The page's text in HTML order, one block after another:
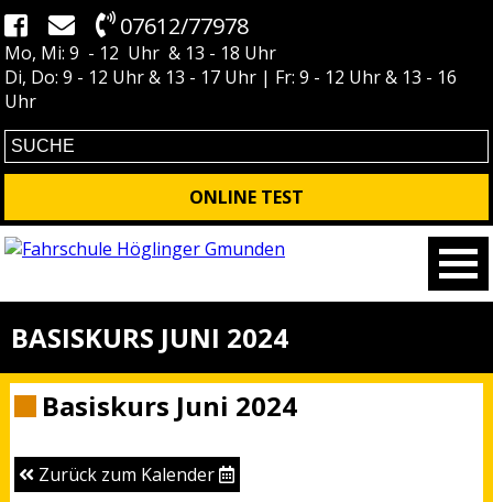
07612/77978
Mo, Mi: 9 - 12 Uhr & 13 - 18 Uhr
Di, Do: 9 - 12 Uhr & 13 - 17 Uhr | Fr: 9 - 12 Uhr & 13 - 16
Uhr
ONLINE TEST
BASISKURS JUNI 2024
Basiskurs Juni 2024
Zurück zum Kalender